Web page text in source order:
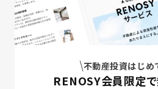
不動産投資はじめ
RENOSY会員限定で